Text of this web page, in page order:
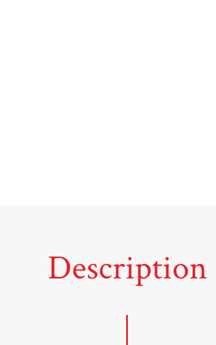
Description